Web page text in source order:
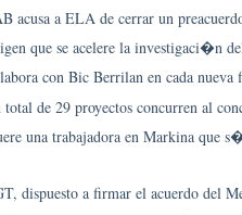
acusa a ELA de cerrar un
que se acelere la investigaci�n
con Bic Berrilan en cada
total de 29 proyectos concurren al
una trabajadora en Markina que
dispuesto a firmar el acuerdo del